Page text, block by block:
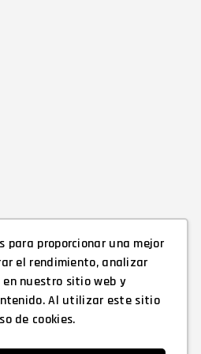
para proporcionar una mejor
el rendimiento, analizar
nuestro sitio web y
Al utilizar este sitio
de cookies.